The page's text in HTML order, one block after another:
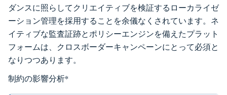
ダンスに照らしてクリエイティブを検証するローカライゼ
ーション管理を採用することを余儀なくされています。ネ
イティブな監査証跡とポリシーエンジンを備えたプラット
フォームは、クロスボーダーキャンペーンにとって必須と
なりつつあります。
制約の影響分析*